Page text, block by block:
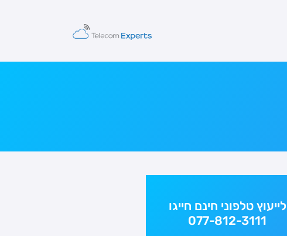
לייעוץ טלפוני חינם חייגו
077-812-3111